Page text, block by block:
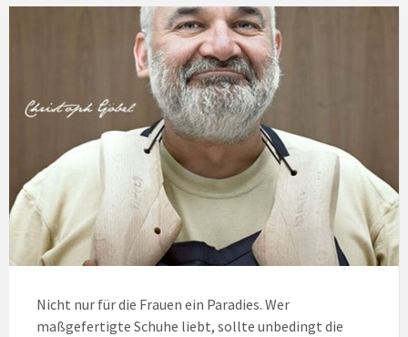
Nicht nur für die Frauen ein Paradies. Wer
maßgefertigte Schuhe liebt, sollte unbedingt die